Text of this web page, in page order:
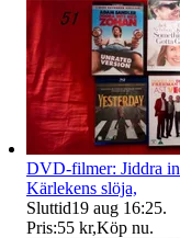
DVD-filmer: Jiddra
Kärlekens slöja,
Sluttid19 aug 16:25.
Pris:55 kr,Köp nu.